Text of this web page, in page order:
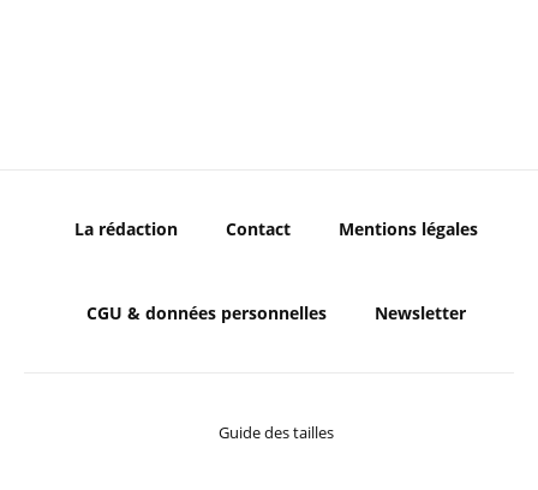
La rédaction Contact Mentions légales
CGU & données personnelles Newsletter
Guide des tailles